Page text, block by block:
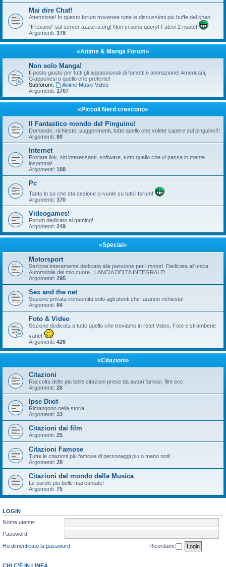
Mai dire Chat!
Attenzione! In questo forum troverete tutte le discussioni piu buffe del chan
"IlTexano" sul server azzurra.org! Non ci sono query! Fatevi 2 risate!
Argomenti: 378
«Anime & Manga Forum»
Non solo Manga!
Il posto giusto per tutti gli appassionati di fumetti e animazione! Americani,
Giapponesi o quello che preferite!
Subforum:
Anime Music Video
Argomenti: 1707
«Piccoli Nerd crescono»
Il Fantastico mondo del Pinguino!
Domande, richieste, suggerimenti, tutto quello che volete sapere sul pinguino!!!
Argomenti: 80
Internet
Postate link, siti interessanti, software, tutto quello che vi passa in mente
insomma!
Argomenti: 188
Pc
Tanto lo so che sta sezione ci vuole su tutti i forum!
Argomenti: 370
Videogames!
Forum dedicato al gaming!
Argomenti: 249
«Special»
Motorsport
Sezione interamente dedicata alla passione per i motori. Dedicata all'unica
Automobile del mio cuore.. LANCIA DELTA INTEGRALE!
Argomenti: 295
Sex and the net
Sezione privata consentita solo agli utenti che faranno richiesta!
Argomenti: 84
Foto & Video
Sezione dedicata a tutto quello che troviamo in rete! Video, Foto e stramberie
varie!
Argomenti: 426
«Citazioni»
Citazioni
Raccolta delle piu belle citazioni prese da autori famosi, film ecc
Argomenti: 26
Ipse Dixit
Rimangono nella storia!
Argomenti: 33
Citazioni dai film
Argomenti: 25
Citazioni Famose
Tutte le citazioni piu famose di personaggi piu o meno noti!
Argomenti: 28
Citazioni dal mondo della Musica
Le parole piu belle mai cantate!
Argomenti: 75
LOGIN
Nome utente:
Password:
Ho dimenticato la password
Ricordami
CHI C’È IN LINEA